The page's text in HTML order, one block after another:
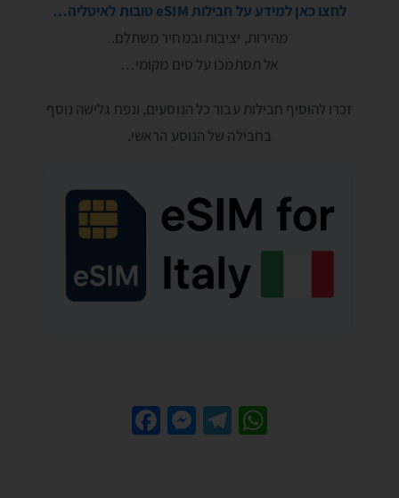
לחצו כאן למידע על חבילות eSIM טובות לאיטליה…
מהירות, יציבות ובמחיר משתלם.
אל תסתמכו על סים מקומי…
זכרו להוסיף חבילות עבור כל הנוסעים, ונפח גלישה נוסף
בחבילה של הנוסע הראשי.
W
Te
M